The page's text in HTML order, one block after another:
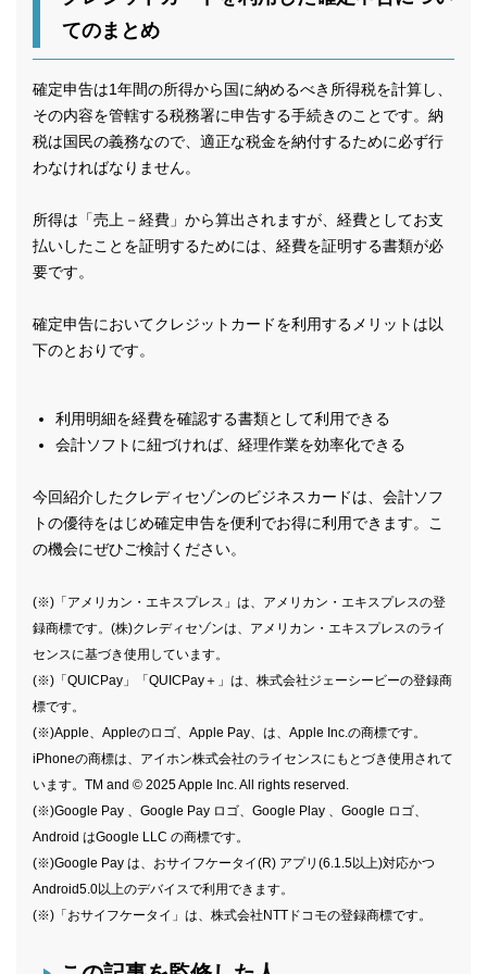
てのまとめ
確定申告は1年間の所得から国に納めるべき所得税を計算し、
その内容を管轄する税務署に申告する手続きのことです。納
税は国民の義務なので、適正な税金を納付するために必ず行
わなければなりません。
所得は「売上－経費」から算出されますが、経費としてお支
払いしたことを証明するためには、経費を証明する書類が必
要です。
確定申告においてクレジットカードを利用するメリットは以
下のとおりです。
利用明細を経費を確認する書類として利用できる
会計ソフトに紐づければ、経理作業を効率化できる
今回紹介したクレディセゾンのビジネスカードは、会計ソフ
トの優待をはじめ確定申告を便利でお得に利用できます。こ
の機会にぜひご検討ください。
(※)「アメリカン・エキスプレス」は、アメリカン・エキスプレスの登
録商標です。(株)クレディセゾンは、アメリカン・エキスプレスのライ
センスに基づき使用しています。
(※)「QUICPay」「QUICPay＋」は、株式会社ジェーシービーの登録商
標です。
(※)Apple、Appleのロゴ、Apple Pay、は、Apple Inc.の商標です。
iPhoneの商標は、アイホン株式会社のライセンスにもとづき使用されて
います。TM and © 2025 Apple Inc. All rights reserved.
(※)Google Pay 、Google Pay ロゴ、Google Play 、Google ロゴ、
Android はGoogle LLC の商標です。
(※)Google Pay は、おサイフケータイ(R) アプリ(6.1.5以上)対応かつ
Android5.0以上のデバイスで利用できます。
(※)「おサイフケータイ」は、株式会社NTTドコモの登録商標です。